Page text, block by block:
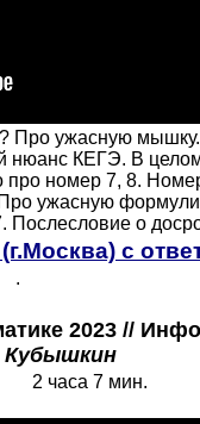
Про ужасную
КЕГЭ. В
номер 7, 8.
ужасную
Послесловие о
с
.
2023 //
Кубышкин
2 часа 7 мин.